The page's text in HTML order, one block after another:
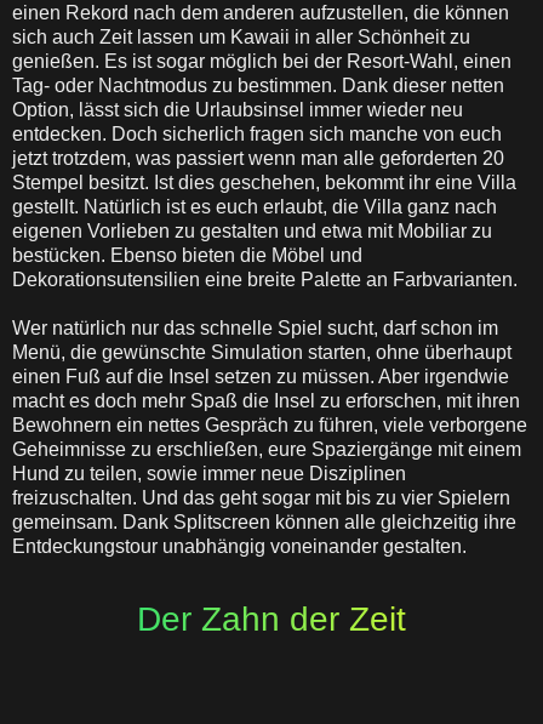
einen Rekord nach dem anderen aufzustellen, die können
sich auch Zeit lassen um Kawaii in aller Schönheit zu
genießen. Es ist sogar möglich bei der Resort-Wahl, einen
Tag- oder Nachtmodus zu bestimmen. Dank dieser netten
Option, lässt sich die Urlaubsinsel immer wieder neu
entdecken. Doch sicherlich fragen sich manche von euch
jetzt trotzdem, was passiert wenn man alle geforderten 20
Stempel besitzt. Ist dies geschehen, bekommt ihr eine Villa
gestellt. Natürlich ist es euch erlaubt, die Villa ganz nach
eigenen Vorlieben zu gestalten und etwa mit Mobiliar zu
bestücken. Ebenso bieten die Möbel und
Dekorationsutensilien eine breite Palette an Farbvarianten.
Wer natürlich nur das schnelle Spiel sucht, darf schon im
Menü, die gewünschte Simulation starten, ohne überhaupt
einen Fuß auf die Insel setzen zu müssen. Aber irgendwie
macht es doch mehr Spaß die Insel zu erforschen, mit ihren
Bewohnern ein nettes Gespräch zu führen, viele verborgene
Geheimnisse zu erschließen, eure Spaziergänge mit einem
Hund zu teilen, sowie immer neue Disziplinen
freizuschalten. Und das geht sogar mit bis zu vier Spielern
gemeinsam. Dank Splitscreen können alle gleichzeitig ihre
Entdeckungstour unabhängig voneinander gestalten.
Der Zahn der Zeit